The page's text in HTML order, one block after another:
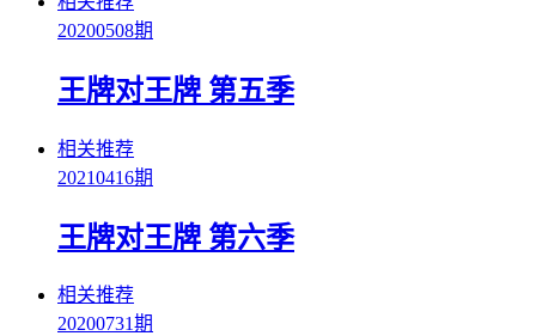
20200508期
王牌对王牌 第五季
相关推荐
20210416期
王牌对王牌 第六季
相关推荐
20200731期